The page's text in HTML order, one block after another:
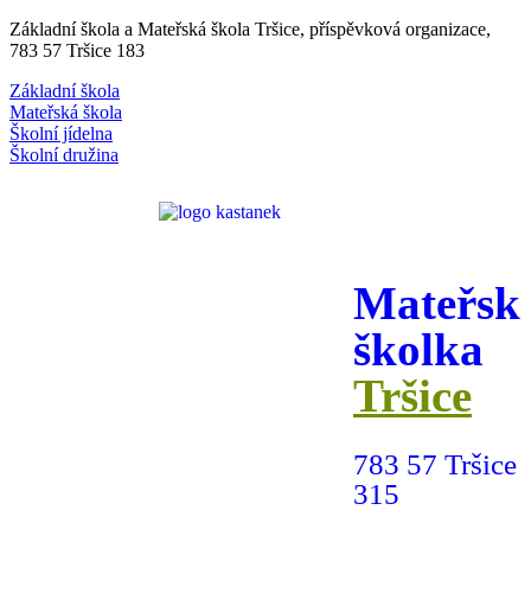
Základní škola a Mateřská škola Tršice, příspěvková organizace,
783 57 Tršice 183
Základní škola
Mateřská škola
Školní jídelna
Školní družina
školka
Tršice
783 57 Tršice
315